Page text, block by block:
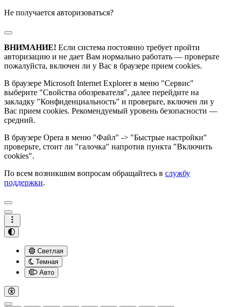
Не получается авторизоваться?
ВНИМАНИЕ! Если система постоянно требует пройти
авторизацию и не дает Вам нормально работать — проверьте
пожалуйста, включен ли у Вас в браузере прием cookies.
В браузере Microsoft Internet Explorer в меню "Сервис"
выберите "Свойства обозревателя", далее перейдите на
закладку "Конфиденциальность" и проверьте, включен ли у
Вас прием cookies. Рекомендуемый уровень безопасности —
средний.
В браузере Opera в меню "Файл" -> "Быстрые настройки"
проверьте, стоит ли "галочка" напротив пункта "Включить
cookies".
По всем возникшим вопросам обращайтесь в службу
поддержки.
Светлая
Темная
Авто